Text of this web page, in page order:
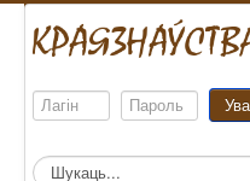
Пошук...